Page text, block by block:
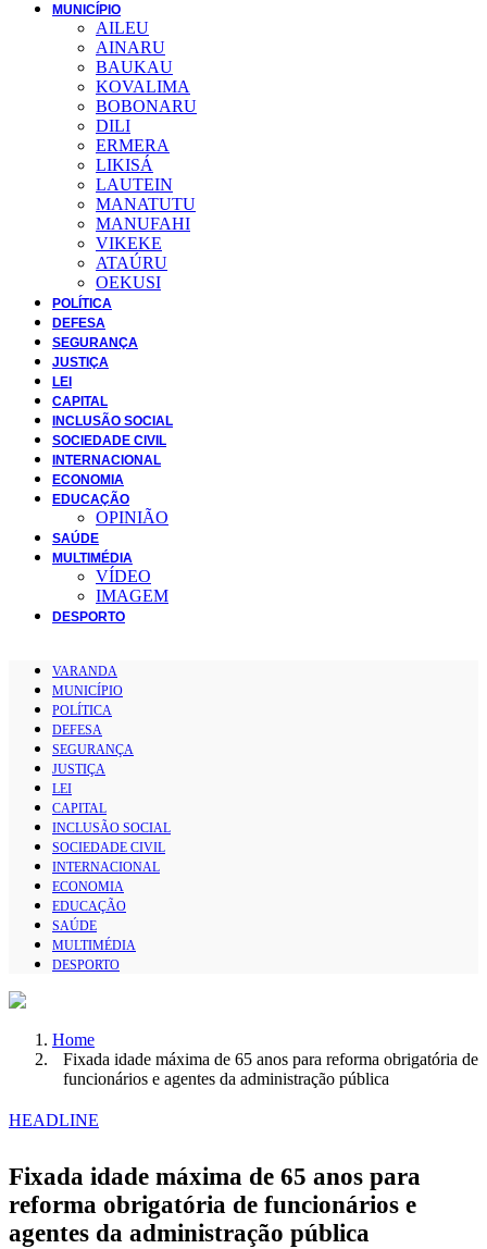
MUNICÍPIO
AILEU
AINARU
BAUKAU
KOVALIMA
BOBONARU
DILI
ERMERA
LIKISÁ
LAUTEIN
MANATUTU
MANUFAHI
VIKEKE
ATAÚRU
OEKUSI
POLÍTICA
DEFESA
SEGURANÇA
JUSTIÇA
LEI
CAPITAL
INCLUSÃO SOCIAL
SOCIEDADE CIVIL
INTERNACIONAL
ECONOMIA
EDUCAÇÃO
OPINIÃO
SAÚDE
MULTIMÉDIA
VÍDEO
IMAGEM
DESPORTO
VARANDA
MUNICÍPIO
POLÍTICA
DEFESA
SEGURANÇA
JUSTIÇA
LEI
CAPITAL
INCLUSÃO SOCIAL
SOCIEDADE CIVIL
INTERNACIONAL
ECONOMIA
EDUCAÇÃO
SAÚDE
MULTIMÉDIA
DESPORTO
Home
Fixada idade máxima de 65 anos para reforma obrigatória de
funcionários e agentes da administração pública
HEADLINE
Fixada idade máxima de 65 anos para
reforma obrigatória de funcionários e
agentes da administração pública